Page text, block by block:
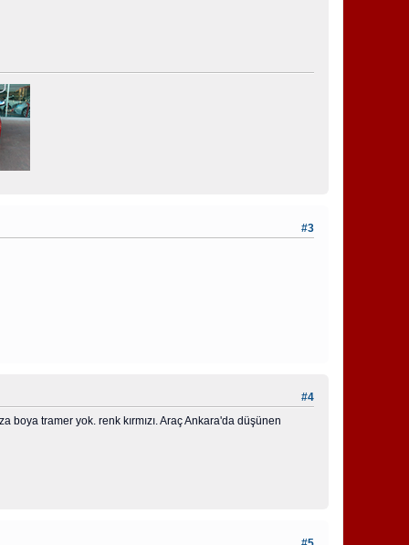
#3
#4
boya tramer yok. renk kırmızı. Araç Ankara'da düşünen